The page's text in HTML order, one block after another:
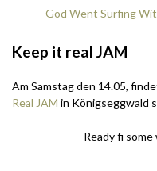
God Went Surfing
Keep it real JAM
Am Samstag den 14.05,
Real JAM in Königseggwald
Ready fi